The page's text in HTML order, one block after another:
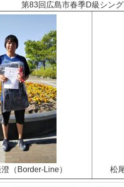
第83回広島市春季D級シン
（Border-Line） 松